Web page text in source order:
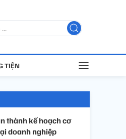
TIỆN
thành kế hoạch cơ
doanh nghiệp